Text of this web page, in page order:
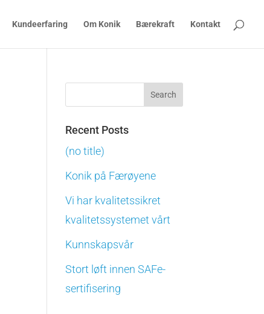
Kundeerfaring Om Konik Bærekraft Kontakt
Recent Posts
(no title)
Konik på Færøyene
Vi har kvalitetssikret
kvalitetssystemet vårt
Kunnskapsvår
Stort løft innen SAFe-
sertifisering